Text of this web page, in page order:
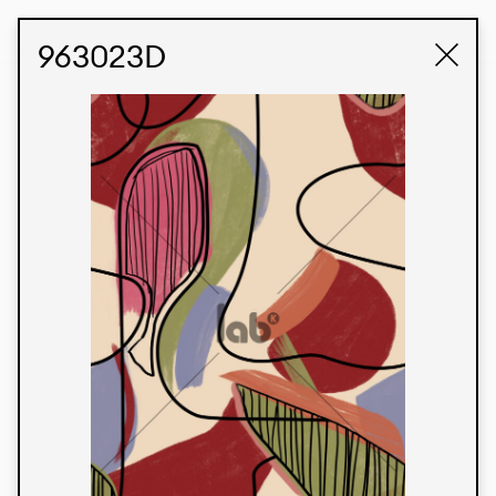
963023D
Produtos
Temos orgulho de expressar nossa identidade
brasileira por meio de nossos tecidos e estampas
personalizadas, trabalhando em colaboração
com nossos clientes e dando vida aos seus
conceitos e criações. Nossa extensa linha de
produtos tem opções para diferentes mercados.
Oferecemos também tecidos ecológicos e
tecnológicos que podem ser acabados em
qualquer cor sólida ou impressão digital.